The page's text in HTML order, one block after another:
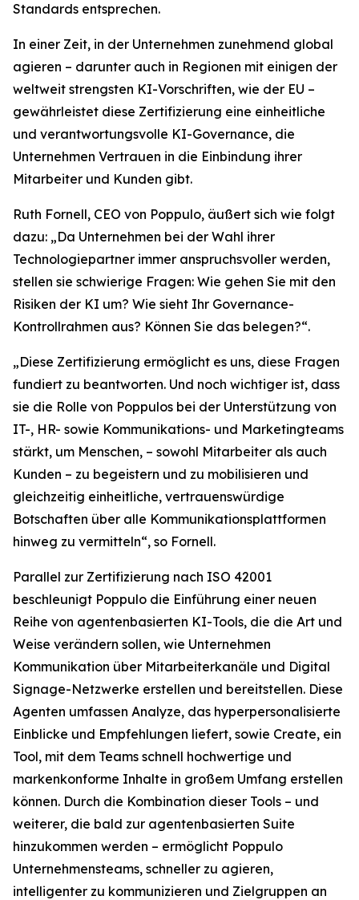
Standards entsprechen.
In einer Zeit, in der Unternehmen zunehmend global
agieren – darunter auch in Regionen mit einigen der
weltweit strengsten KI-Vorschriften, wie der EU –
gewährleistet diese Zertifizierung eine einheitliche
und verantwortungsvolle KI-Governance, die
Unternehmen Vertrauen in die Einbindung ihrer
Mitarbeiter und Kunden gibt.
Ruth Fornell, CEO von Poppulo, äußert sich wie folgt
dazu: „Da Unternehmen bei der Wahl ihrer
Technologiepartner immer anspruchsvoller werden,
stellen sie schwierige Fragen: Wie gehen Sie mit den
Risiken der KI um? Wie sieht Ihr Governance-
Kontrollrahmen aus? Können Sie das belegen?“.
„Diese Zertifizierung ermöglicht es uns, diese Fragen
fundiert zu beantworten. Und noch wichtiger ist, dass
sie die Rolle von Poppulos bei der Unterstützung von
IT-, HR- sowie Kommunikations- und Marketingteams
stärkt, um Menschen, – sowohl Mitarbeiter als auch
Kunden – zu begeistern und zu mobilisieren und
gleichzeitig einheitliche, vertrauenswürdige
Botschaften über alle Kommunikationsplattformen
hinweg zu vermitteln“, so Fornell.
Parallel zur Zertifizierung nach ISO 42001
beschleunigt Poppulo die Einführung einer neuen
Reihe von agentenbasierten KI-Tools, die die Art und
Weise verändern sollen, wie Unternehmen
Kommunikation über Mitarbeiterkanäle und Digital
Signage-Netzwerke erstellen und bereitstellen. Diese
Agenten umfassen Analyze, das hyperpersonalisierte
Einblicke und Empfehlungen liefert, sowie Create, ein
Tool, mit dem Teams schnell hochwertige und
markenkonforme Inhalte in großem Umfang erstellen
können. Durch die Kombination dieser Tools – und
weiterer, die bald zur agentenbasierten Suite
hinzukommen werden – ermöglicht Poppulo
Unternehmensteams, schneller zu agieren,
intelligenter zu kommunizieren und Zielgruppen an